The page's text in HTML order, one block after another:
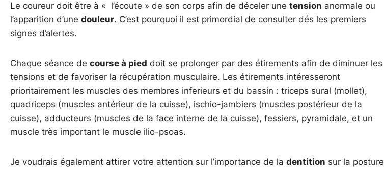
Le coureur doit être à « l’écoute » de son corps afin de déceler une tension anormale ou
l’apparition d’une douleur. C’est pourquoi il est primordial de consulter dés les premiers
signes d’alertes.
Chaque séance de course à pied doit se prolonger par des étirements afin de diminuer les
tensions et de favoriser la récupération musculaire. Les étirements intéresseront
prioritairement les muscles des membres inferieurs et du bassin : triceps sural (mollet),
quadriceps (muscles antérieur de la cuisse), ischio-jambiers (muscles postérieur de la
cuisse), adducteurs (muscles de la face interne de la cuisse), fessiers, pyramidale, et un
muscle très important le muscle ilio-psoas.
Je voudrais également attirer votre attention sur l’importance de la dentition sur la posture